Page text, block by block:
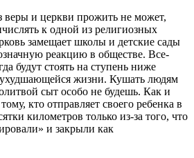
веры и церкви прожить не может,
к одной из религиозных
замещает школы и детские сады
реакцию в обществе. Все-
будут стоять на ступень ниже
ухудшающейся жизни. Кушать людям
сыт особо не будешь. Как и
кто отправляет своего ребенка в
километров только из-за того, что
и закрыли как